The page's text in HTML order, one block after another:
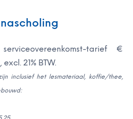
tarief €
21% BTW.
inclusief het lesmateriaal, koffie/thee,